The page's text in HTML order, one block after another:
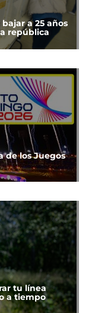
a 25 años
república
de los Juegos
tu línea
a tiempo